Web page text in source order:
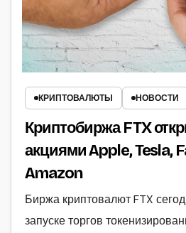
КРИПТОВАЛЮТЫ НОВОСТИ
Криптобиржа FTX
акциями Apple, Tesla,
Amazon
Биржа криптовалют FTX
запуске торгов